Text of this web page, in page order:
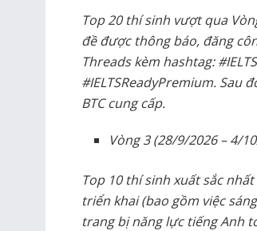
Top 20 thí sinh vượt qua
đề được thông báo, đăng
Threads kèm hashtag:
#IELTSReadyPremium. Sau
BTC cung cấp.
Vòng 3 (28/9/2026 – 4/
Top 10 thí sinh xuất sắc
triển khai (bao gồm việc
trang bị năng lực tiếng Anh